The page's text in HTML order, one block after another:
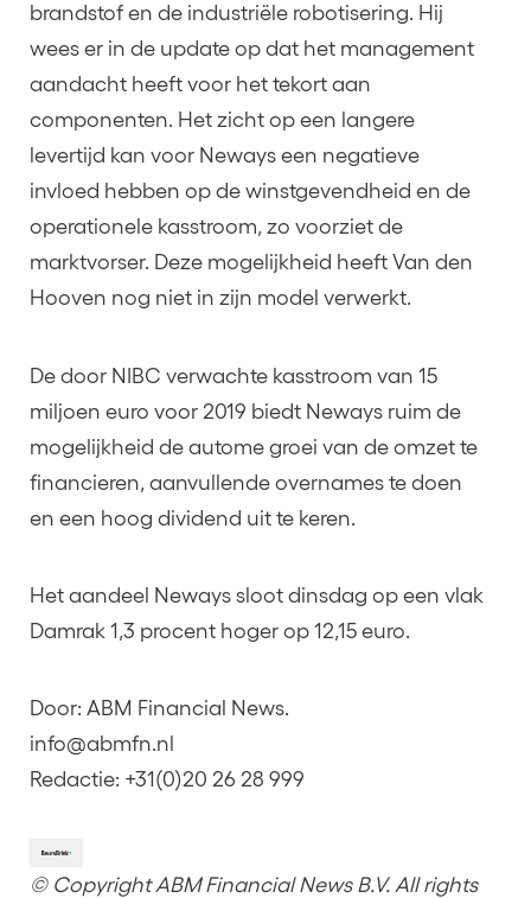
brandstof en de industriële robotisering. Hij
wees er in de update op dat het management
aandacht heeft voor het tekort aan
componenten. Het zicht op een langere
levertijd kan voor Neways een negatieve
invloed hebben op de winstgevendheid en de
operationele kasstroom, zo voorziet de
marktvorser. Deze mogelijkheid heeft Van den
Hooven nog niet in zijn model verwerkt.
De door NIBC verwachte kasstroom van 15
miljoen euro voor 2019 biedt Neways ruim de
mogelijkheid de autome groei van de omzet te
financieren, aanvullende overnames te doen
en een hoog dividend uit te keren.
Het aandeel Neways sloot dinsdag op een vlak
Damrak 1,3 procent hoger op 12,15 euro.
Door: ABM Financial News.
info@abmfn.nl
Redactie: +31(0)20 26 28 999
© Copyright ABM Financial News B.V. All rights